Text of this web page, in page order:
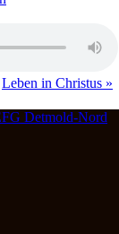
Leben in Christus »